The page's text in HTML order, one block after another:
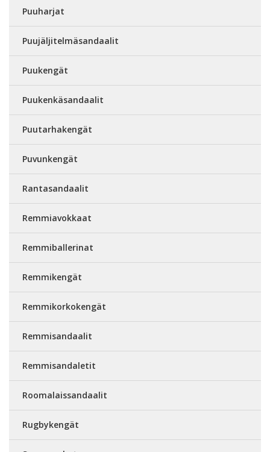
Puuharjat
Puujäljitelmäsandaalit
Puukengät
Puukenkäsandaalit
Puutarhakengät
Puvunkengät
Rantasandaalit
Remmiavokkaat
Remmiballerinat
Remmikengät
Remmikorkokengät
Remmisandaalit
Remmisandaletit
Roomalaissandaalit
Rugbykengät